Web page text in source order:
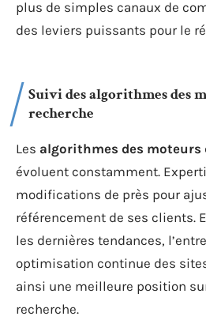
plus de simples canaux de
des leviers puissants pour le
Suivi des algorithmes des
recherche
Les algorithmes des moteurs
évoluent constamment.
modifications de près pour
référencement de ses clients.
les dernières tendances,
optimisation continue des
ainsi une meilleure position
recherche.